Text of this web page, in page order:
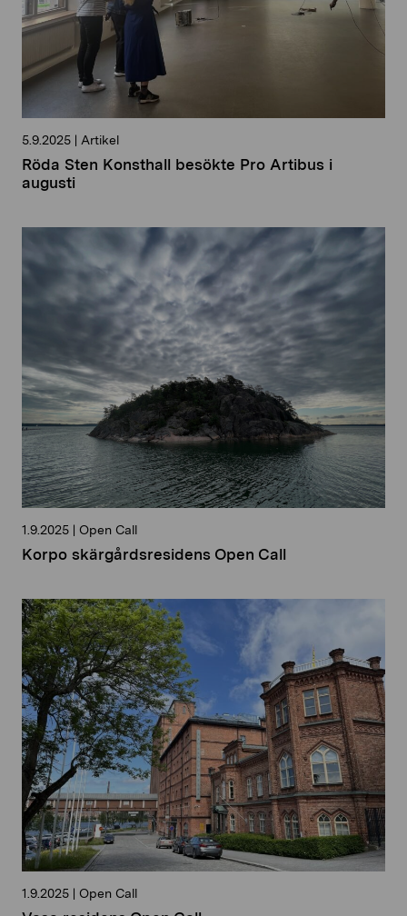
5.9.2025 | Artikel
Röda Sten Konsthall besökte Pro Artibus i
augusti
1.9.2025 | Open Call
Korpo skärgårdsresidens Open Call
1.9.2025 | Open Call